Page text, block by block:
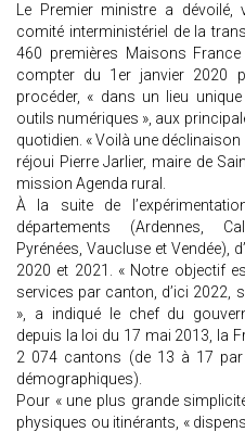
Le Premier ministre a dévoilé,
comité interministériel de la
460 premières Maisons
compter du 1er janvier 2020
procéder, « dans un lieu
outils numériques », aux
quotidien. « Voilà une déclinaison
réjoui Pierre Jarlier, maire de
mission Agenda rural.
À la suite de
départements (Ardennes,
Pyrénées, Vaucluse et Vendée),
2020 et 2021. « Notre objectif
services par canton, d’ici 2022,
», a indiqué le chef du
depuis la loi du 17 mai 2013, la
2 074 cantons (de 13 à 17
démographiques).
Pour « une plus grande
physiques ou itinérants, «